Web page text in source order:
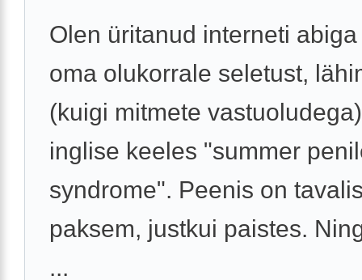
Olen üritanud interneti
oma olukorrale seletust,
(kuigi mitmete
inglise keeles "summer
syndrome". Peenis on
paksem, justkui paistes.
...